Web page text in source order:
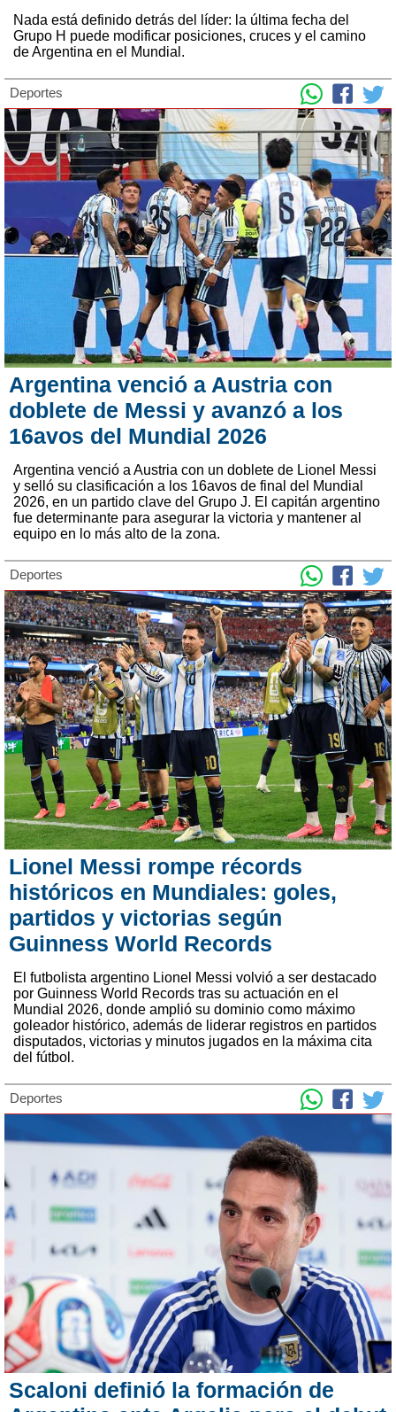
Nada está definido detrás del líder: la última fecha del
Grupo H puede modificar posiciones, cruces y el camino
de Argentina en el Mundial.
Deportes
Argentina venció a Austria con
doblete de Messi y avanzó a los
16avos del Mundial 2026
Argentina venció a Austria con un doblete de Lionel Messi
y selló su clasificación a los 16avos de final del Mundial
2026, en un partido clave del Grupo J. El capitán argentino
fue determinante para asegurar la victoria y mantener al
equipo en lo más alto de la zona.
Deportes
Lionel Messi rompe récords
históricos en Mundiales: goles,
partidos y victorias según
Guinness World Records
El futbolista argentino Lionel Messi volvió a ser destacado
por Guinness World Records tras su actuación en el
Mundial 2026, donde amplió su dominio como máximo
goleador histórico, además de liderar registros en partidos
disputados, victorias y minutos jugados en la máxima cita
del fútbol.
Deportes
Scaloni definió la formación de